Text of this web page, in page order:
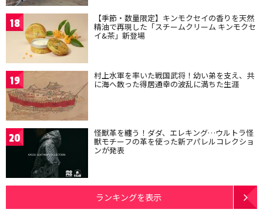
18 【季節・数量限定】キンモクセイの香りを天然
精油で再現した「スチームクリーム キンモクセ
イ&茶」新登場
19 村上水軍を率いた戦国武将！幼い弟を支え、共
に海へ散った得居通幸の波乱に満ちた生涯
20 怪獣革を纏う！ダダ、エレキング…ウルトラ怪
獣モチーフの革を使った新アパレルコレクショ
ンが発表
ランキングを表示